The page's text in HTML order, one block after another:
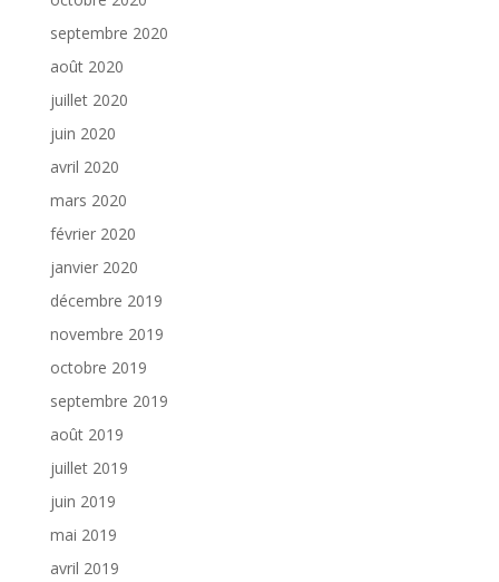
septembre 2020
août 2020
juillet 2020
juin 2020
avril 2020
mars 2020
février 2020
janvier 2020
décembre 2019
novembre 2019
octobre 2019
septembre 2019
août 2019
juillet 2019
juin 2019
mai 2019
avril 2019